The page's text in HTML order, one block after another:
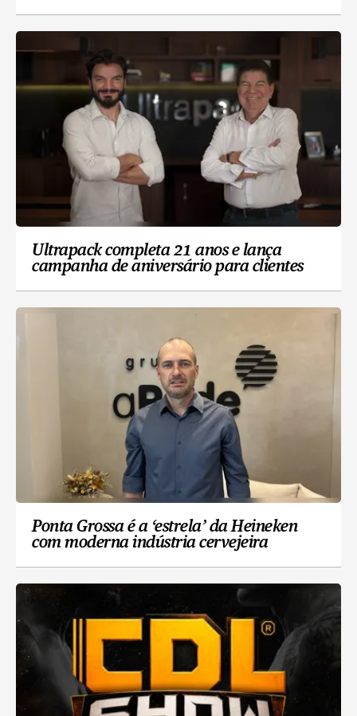
Ultrapack completa 21 anos e lança
campanha de aniversário para clientes
Ponta Grossa é a ‘estrela’ da Heineken
com moderna indústria cervejeira